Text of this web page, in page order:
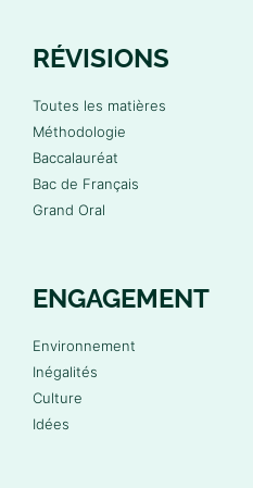
RÉVISIONS
Toutes les matières
Méthodologie
Baccalauréat
Bac de Français
Grand Oral
ENGAGEMENT
Environnement
Inégalités
Culture
Idées